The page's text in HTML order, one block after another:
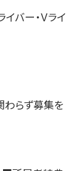
イバー・Vライ
わらず募集を